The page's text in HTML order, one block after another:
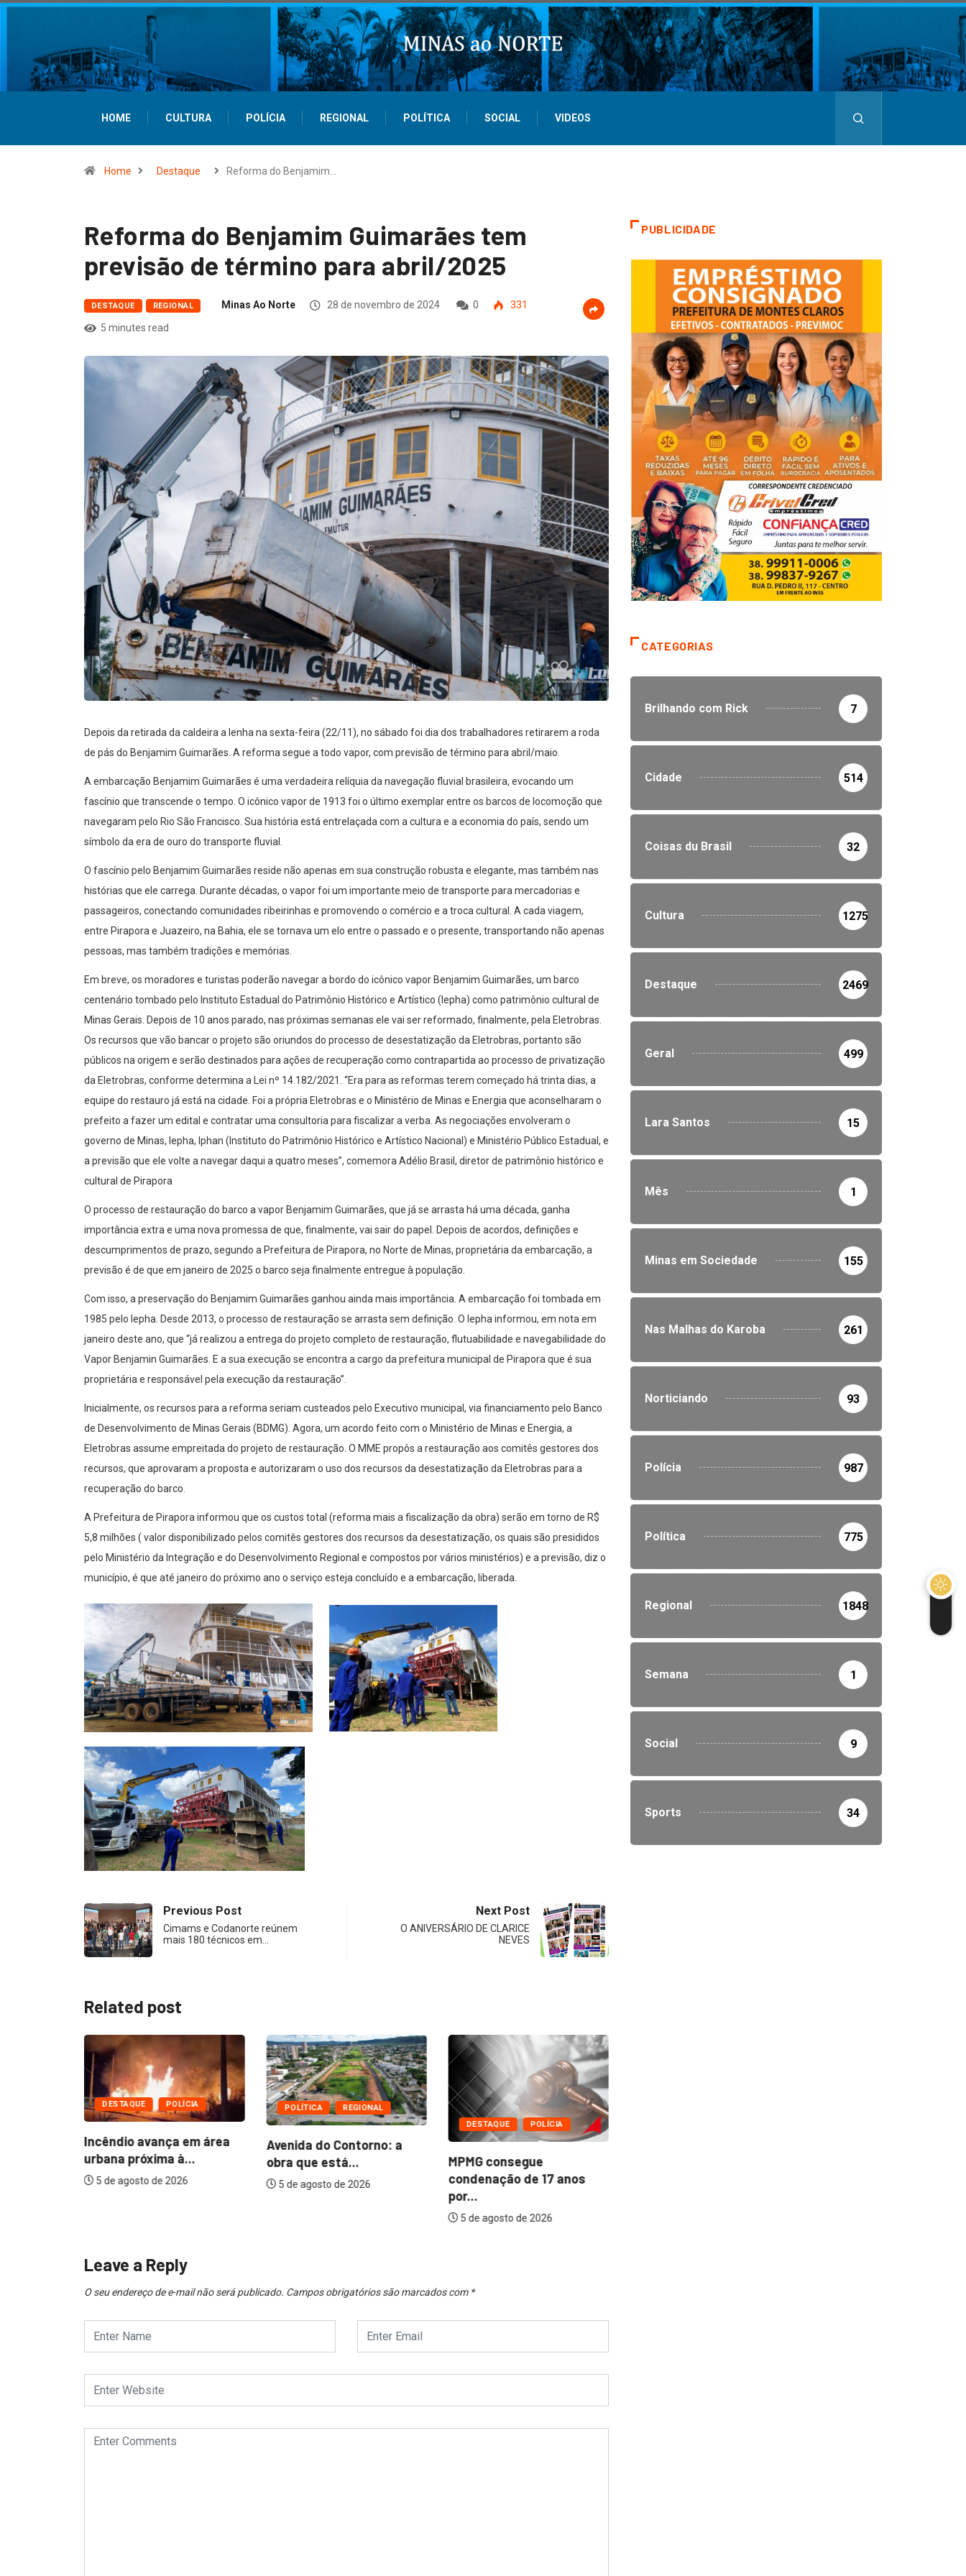
HOME CULTURA POLÍCIA REGIONAL POLÍTICA SOCIAL VIDEOS
Home Destaque Reforma do Benjamim…
Reforma do Benjamim Guimarães tem
previsão de término para abril/2025
DESTAQUE REGIONAL Minas Ao Norte 28 de novembro de 2024 0
331
5 minutes read
Depois da retirada da caldeira a lenha na sexta-feira (22/11), no sábado foi dia dos trabalhadores retirarem a roda
de pás do Benjamim Guimarães. A reforma segue a todo vapor, com previsão de término para abril/maio.
A embarcação Benjamim Guimarães é uma verdadeira relíquia da navegação fluvial brasileira, evocando um
fascínio que transcende o tempo. O icônico vapor de 1913 foi o último exemplar entre os barcos de locomoção que
navegaram pelo Rio São Francisco. Sua história está entrelaçada com a cultura e a economia do país, sendo um
símbolo da era de ouro do transporte fluvial.
O fascínio pelo Benjamim Guimarães reside não apenas em sua construção robusta e elegante, mas também nas
histórias que ele carrega. Durante décadas, o vapor foi um importante meio de transporte para mercadorias e
passageiros, conectando comunidades ribeirinhas e promovendo o comércio e a troca cultural. A cada viagem,
entre Pirapora e Juazeiro, na Bahia, ele se tornava um elo entre o passado e o presente, transportando não apenas
pessoas, mas também tradições e memórias.
Em breve, os moradores e turistas poderão navegar a bordo do icônico vapor Benjamim Guimarães, um barco
centenário tombado pelo Instituto Estadual do Patrimônio Histórico e Artístico (Iepha) como patrimônio cultural de
Minas Gerais. Depois de 10 anos parado, nas próximas semanas ele vai ser reformado, finalmente, pela Eletrobras.
Os recursos que vão bancar o projeto são oriundos do processo de desestatização da Eletrobras, portanto são
públicos na origem e serão destinados para ações de recuperação como contrapartida ao processo de privatização
da Eletrobras, conforme determina a Lei nº 14.182/2021. “Era para as reformas terem começado há trinta dias, a
equipe do restauro já está na cidade. Foi a própria Eletrobras e o Ministério de Minas e Energia que aconselharam o
prefeito a fazer um edital e contratar uma consultoria para fiscalizar a verba. As negociações envolveram o
governo de Minas, Iepha, Iphan (Instituto do Patrimônio Histórico e Artístico Nacional) e Ministério Público Estadual, e
a previsão que ele volte a navegar daqui a quatro meses”, comemora Adélio Brasil, diretor de patrimônio histórico e
cultural de Pirapora
O processo de restauração do barco a vapor Benjamim Guimarães, que já se arrasta há uma década, ganha
importância extra e uma nova promessa de que, finalmente, vai sair do papel. Depois de acordos, definições e
descumprimentos de prazo, segundo a Prefeitura de Pirapora, no Norte de Minas, proprietária da embarcação, a
previsão é de que em janeiro de 2025 o barco seja finalmente entregue à população.
Com isso, a preservação do Benjamim Guimarães ganhou ainda mais importância. A embarcação foi tombada em
1985 pelo Iepha. Desde 2013, o processo de restauração se arrasta sem definição. O Iepha informou, em nota em
janeiro deste ano, que “já realizou a entrega do projeto completo de restauração, flutuabilidade e navegabilidade do
Vapor Benjamin Guimarães. E a sua execução se encontra a cargo da prefeitura municipal de Pirapora que é sua
proprietária e responsável pela execução da restauração”.
Inicialmente, os recursos para a reforma seriam custeados pelo Executivo municipal, via financiamento pelo Banco
de Desenvolvimento de Minas Gerais (BDMG). Agora, um acordo feito com o Ministério de Minas e Energia, a
Eletrobras assume empreitada do projeto de restauração. O MME propôs a restauração aos comitês gestores dos
recursos, que aprovaram a proposta e autorizaram o uso dos recursos da desestatização da Eletrobras para a
recuperação do barco.
A Prefeitura de Pirapora informou que os custos total (reforma mais a fiscalização da obra) serão em torno de R$
5,8 milhões ( valor disponibilizado pelos comitês gestores dos recursos da desestatização, os quais são presididos
pelo Ministério da Integração e do Desenvolvimento Regional e compostos por vários ministérios) e a previsão, diz o
município, é que até janeiro do próximo ano o serviço esteja concluído e a embarcação, liberada.
Previous Post
Cimams e Codanorte reúnem
mais 180 técnicos em…
Next Post
O ANIVERSÁRIO DE CLARICE
NEVES
Related post
DESTAQUE POLÍCIA
Incêndio avança em área
urbana próxima à...
5 de agosto de 2026
POLÍTICA REGIONAL
Avenida do Contorno: a
obra que está...
5 de agosto de 2026
DESTAQUE POLÍCIA
MPMG consegue
condenação de 17 anos
por...
5 de agosto de 2026
Leave a Reply
O seu endereço de e-mail não será publicado. Campos obrigatórios são marcados com *
PUBLICIDADE
CATEGORIAS
Brilhando com Rick 7
Cidade 514
Coisas du Brasil 32
Cultura 1275
Destaque 2469
Geral 499
Lara Santos 15
Mês 1
Minas em Sociedade 155
Nas Malhas do Karoba 261
Norticiando 93
Polícia 987
Política 775
Regional 1848
Semana 1
Social 9
Sports 34